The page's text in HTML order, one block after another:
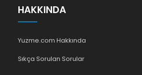
HAKKINDA
Yuzme.com Hakkında
Sıkça Sorulan Sorular